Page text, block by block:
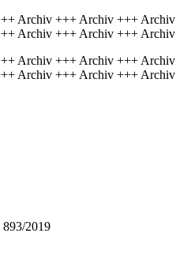
Archiv +++ Archiv +++
Archiv +++ Archiv +++
Archiv +++ Archiv +++
Archiv +++ Archiv +++
2019